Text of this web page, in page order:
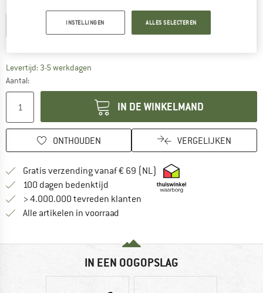
L XXL
Levertijd: 3-5 werkdagen
Aantal:
IN DE WINKELMAND
ONTHOUDEN VERGELIJKEN
Gratis verzending vanaf € 69 (NL) Vind hier de
100 dagen bedenktijd Vind de betalingsinformatie hier!
> 4.000.000 tevreden klanten
Alle artikelen in voorraad
IN EEN OOGOPSLAG
INSTELLINGEN ALLES SELECTEREN